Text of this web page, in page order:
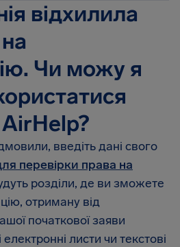
відхилила
Чи можу я
введіть дані свого
перевірки права на
розділи, де ви зможете
отриману від
початкової заяви
листи чи текстові